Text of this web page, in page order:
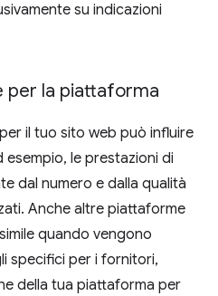
su indicazioni
per la piattaforma
il tuo sito web può influire
esempio, le prestazioni di
dal numero e dalla qualità
Anche altre piattaforme
quando vengono
specifici per i fornitori,
della tua piattaforma per